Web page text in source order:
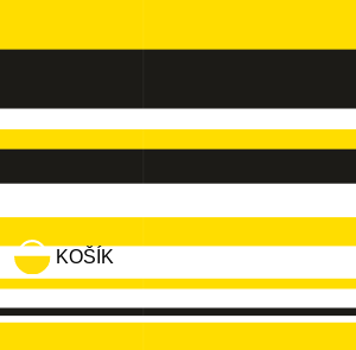
KOŠÍK